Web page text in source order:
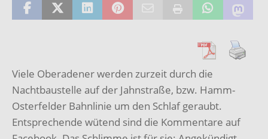
Viele Oberadener werden zurzeit durch die
Nachtbaustelle auf der Jahnstraße, bzw. Hamm-
Osterfelder Bahnlinie um den Schlaf geraubt.
Entsprechende wütend sind die Kommentare auf